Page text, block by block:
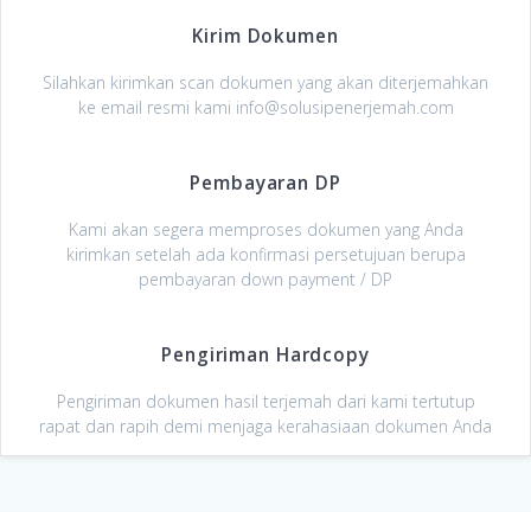
Kirim Dokumen
Silahkan kirimkan scan dokumen yang akan diterjemahkan
ke email resmi kami info@solusipenerjemah.com
Pembayaran DP
Kami akan segera memproses dokumen yang Anda
kirimkan setelah ada konfirmasi persetujuan berupa
pembayaran down payment / DP
Pengiriman Hardcopy
Pengiriman dokumen hasil terjemah dari kami tertutup
rapat dan rapih demi menjaga kerahasiaan dokumen Anda